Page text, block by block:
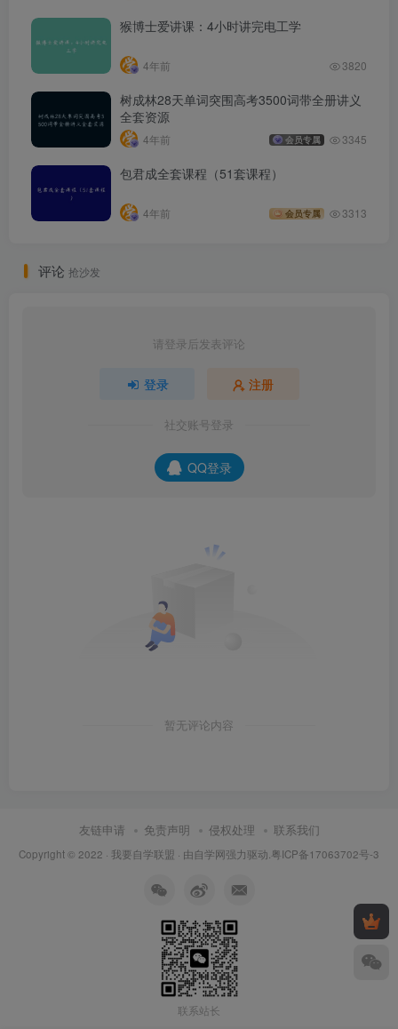
猴博士爱讲课：4小时讲完电工学
4年前 3820
树成林28天单词突围高考3500词带全册讲义
全套资源
4年前 会员专属 3345
包君成全套课程（51套课程）
4年前 会员专属 3313
评论 抢沙发
请登录后发表评论
登录 注册
社交账号登录
QQ登录
暂无评论内容
友链申请 免责声明 侵权处理 联系我们
Copyright © 2022 · 我要自学联盟 · 由自学网强力驱动.粤ICP备17063702号-3
联系站长